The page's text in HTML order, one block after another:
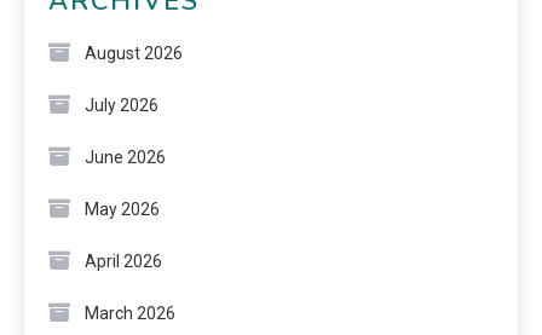
August 2026
July 2026
June 2026
May 2026
April 2026
March 2026